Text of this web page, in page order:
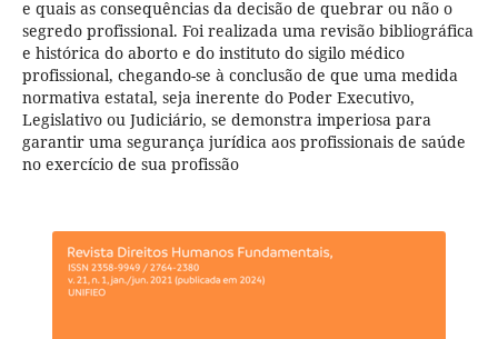
e quais as consequências da decisão de quebrar ou não o
segredo profissional. Foi realizada uma revisão bibliográfica
e histórica do aborto e do instituto do sigilo médico
profissional, chegando-se à conclusão de que uma medida
normativa estatal, seja inerente do Poder Executivo,
Legislativo ou Judiciário, se demonstra imperiosa para
garantir uma segurança jurídica aos profissionais de saúde
no exercício de sua profissão